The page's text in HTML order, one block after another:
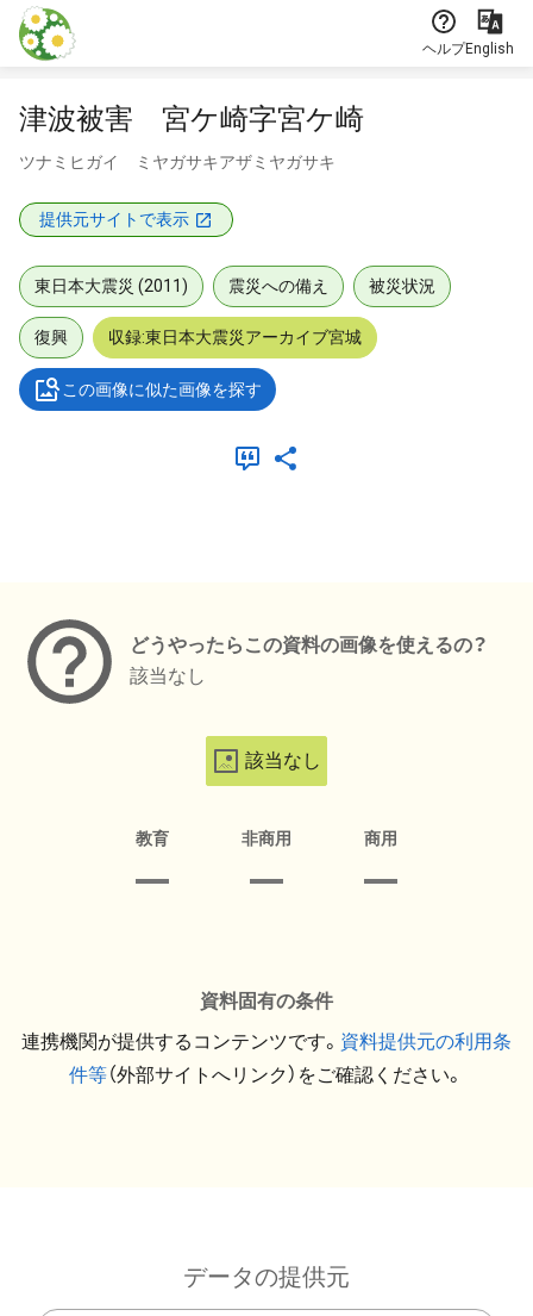
本文に飛ぶ
ヘルプEnglish
津波被害 宮ケ崎字宮ケ崎
ツナミヒガイ ミヤガサキアザミヤガサキ
提供元サイトで表示
東日本大震災 (2011) 震災への備え 被災状況
復興 収録:東日本大震災アーカイブ宮城
この画像に似た画像を探す
どうやったらこの資料の画像を使えるの？
該当なし
該当なし
教育 非商用 商用
資料固有の条件
連携機関が提供するコンテンツです。 資料提供元の利用条
件等（外部サイトへリンク）をご確認ください。
データの提供元